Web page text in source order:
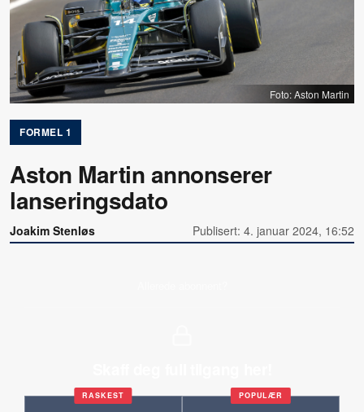
Foto: Aston Martin
FORMEL 1
Aston Martin annonserer
lanseringsdato
Joakim Stenløs Publisert: 4. januar 2024, 16:52
RASKEST POPULÆR